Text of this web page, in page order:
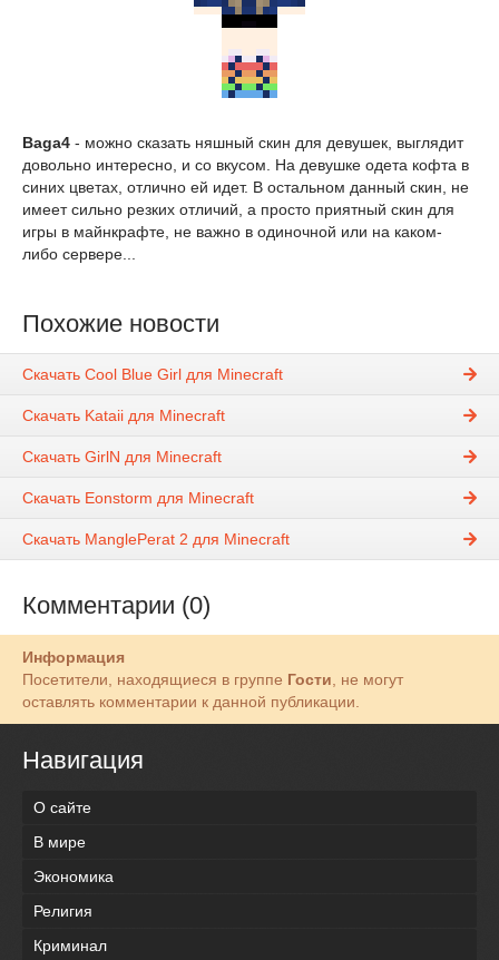
Baga4 - можно сказать няшный скин для девушек, выглядит
довольно интересно, и со вкусом. На девушке одета кофта в
синих цветах, отлично ей идет. В остальном данный скин, не
имеет сильно резких отличий, а просто приятный скин для
игры в майнкрафте, не важно в одиночной или на каком-
либо сервере...
Похожие новости
Скачать Cool Blue Girl для Minecraft
Скачать Kataii для Minecraft
Скачать GirlN для Minecraft
Скачать Eonstorm для Minecraft
Скачать ManglePerat 2 для Minecraft
Комментарии (0)
Информация
Посетители, находящиеся в группе Гости, не могут
оставлять комментарии к данной публикации.
Навигация
О сайте
В мире
Экономика
Религия
Криминал